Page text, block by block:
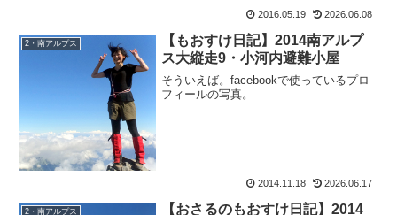
ヤニヤ星人2号（翔坊）。2人のお子ちゃ
まに仕事教えつつ、検品したりの毎日
で。商品もドカッと入荷...
2016.05.19 2026.06.08
2・南アルプス
【もおすけ日記】2014南アルプ
ス大縦走9・小河内避難小屋
そういえば。facebookで使っているプロ
フィールの写真。
2014.11.18 2026.06.17
2・南アルプス
【おさるのもおすけ日記】2014